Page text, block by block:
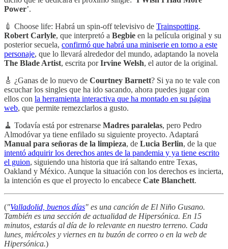
Power’.
💉 Choose life: Habrá un spin-off televisivo de Trainspotting.
Robert Carlyle, que interpretó a Begbie en la película original y su
posterior secuela, confirmó que habrá una miniserie en torno a este
personaje, que lo llevará alrededor del mundo, adaptando la novela
The Blade Artist, escrita porIrvine Welsh, el autor de la original.
🎸 ¿Ganas de lo nuevo de Courtney Barnett? Si ya no te vale con
escuchar los singles que ha ido sacando, ahora puedes jugar con
ellos con la herramienta interactiva que ha montado en su página
web, que permite remezclarlos a gusto.
🧹 Todavía está por estrenarse Madres paralelas, pero Pedro
Almodóvar ya tiene enfilado su siguiente proyecto. Adaptará
Manual para señoras de la limpieza, de Lucia Berlin, de la que
intentó adquirir los derechos antes de la pandemia y ya tiene escrito
el guion, siguiendo una historia que irá saltando entre Texas,
Oakland y México. Aunque la situación con los derechos es incierta,
la intención es que el proyecto lo encabece Cate Blanchett.
("Valladolid, buenos días" es una canción de El Niño Gusano.
También es una sección de actualidad de Hipersónica. En 15
minutos, estarás al día de lo relevante en nuestro terreno. Cada
lunes, miércoles y viernes en tu buzón de correo o en la web de
Hipersónica.)